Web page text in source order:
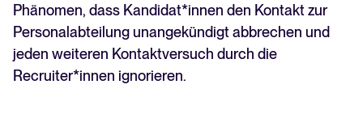
Phänomen, dass Kandidat*innen den Kontakt zur
Personalabteilung unangekündigt abbrechen und
jeden weiteren Kontaktversuch durch die
Recruiter*innen ignorieren.